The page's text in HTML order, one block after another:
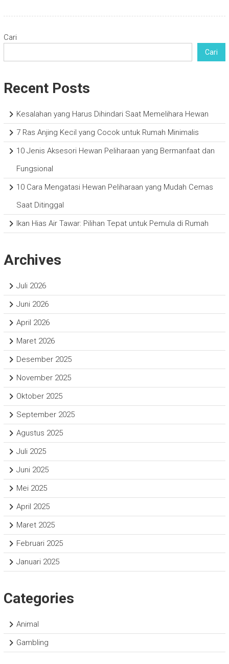
Cari
Cari
Recent Posts
Kesalahan yang Harus Dihindari Saat Memelihara Hewan
7 Ras Anjing Kecil yang Cocok untuk Rumah Minimalis
10 Jenis Aksesori Hewan Peliharaan yang Bermanfaat dan
Fungsional
10 Cara Mengatasi Hewan Peliharaan yang Mudah Cemas
Saat Ditinggal
Ikan Hias Air Tawar: Pilihan Tepat untuk Pemula di Rumah
Archives
Juli 2026
Juni 2026
April 2026
Maret 2026
Desember 2025
November 2025
Oktober 2025
September 2025
Agustus 2025
Juli 2025
Juni 2025
Mei 2025
April 2025
Maret 2025
Februari 2025
Januari 2025
Categories
Animal
Gambling